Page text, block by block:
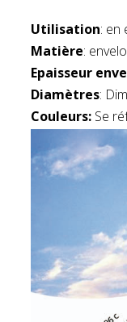
Utilisation: en
Matière:
Epaisseur
Diamètres:
Couleurs: Se